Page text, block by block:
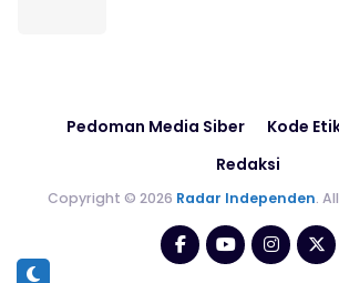
Pedoman Media Siber
Kode
Redaksi
Copyright © 2026 Radar Independen.